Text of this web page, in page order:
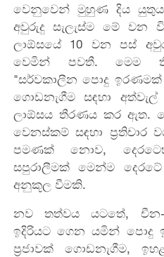
වෙනුවෙන් මුහුණ දිය
අවුරුදු සැලැස්ම මේ වන
ලාඕසයේ10 වන පස්
වෙමින්
පවතී. මෙම
"සර්වකාලීන පොදු
ගොඩනැගීම
සඳහා අත්වැල්
ලාඕසය තීරණය කර ඇත.
වෙනස්කම් සඳහා ප්‍රතිචාර
පමණක්
නොව,
සපුරාලීමක් මෙන්ම දෙරටේ
අනුකූලවීමකි.
නව තත්වය යටතේ, චීන-
ඉදිරියට ගෙන යමින් පොදු
ප්‍රජාවක් ගොඩනැගීම,